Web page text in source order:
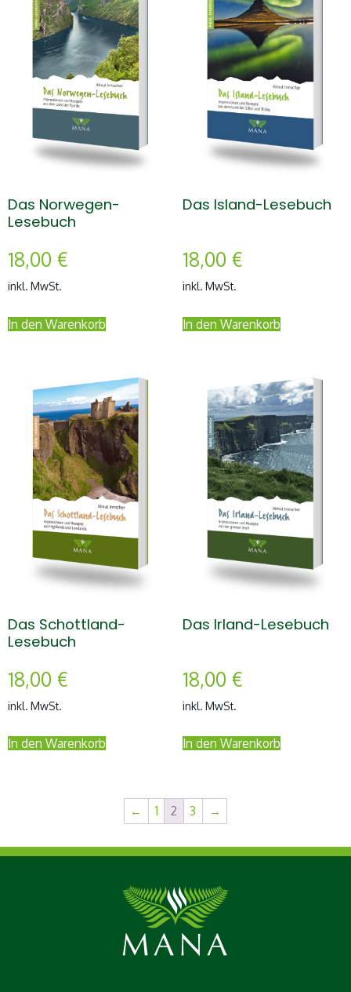
Das Norwegen-
Lesebuch
18,00 €
inkl. MwSt.
In den Warenkorb
Das Island-Lesebuch
18,00 €
inkl. MwSt.
In den Warenkorb
Das Schottland-
Lesebuch
18,00 €
inkl. MwSt.
In den Warenkorb
Das Irland-Lesebuch
18,00 €
inkl. MwSt.
In den Warenkorb
← 1 2 3 →